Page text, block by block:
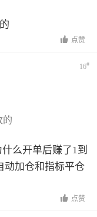
点赞
16#
的
么开单后赚了1到
动加仓和指标平仓
点赞